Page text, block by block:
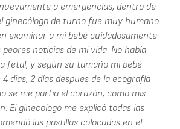
a emergencias, dentro de
ginecólogo de turno fue muy humano
examinar a mi bebé cuidadosamente
noticias de mi vida. No había
fetal, y según su tamaño mi bebé
dias, 2 días despues de la ecografía
se me partia el corazón, como mis
El ginecologo me explicó todas las
las pastillas colocadas en el